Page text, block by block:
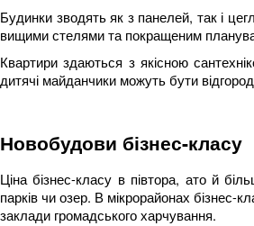
Будинки зводять як з панелей, так і
вищими стелями та покращеним
Квартири здаються з якісною
дитячі майданчики можуть бути
Новобудови бізнес-класу
Ціна бізнес-класу в півтора, ато й
парків чи озер. В мікрорайонах
заклади громадського харчування.